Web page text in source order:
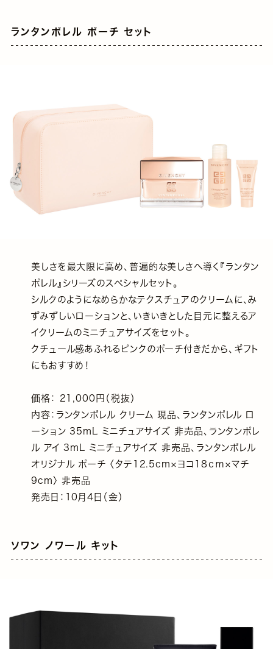
ランタンポレル ポーチ セット
美しさを最大限に高め、普遍的な美しさへ導く『ランタン
ポレル』シリーズのスペシャルセット。
シルクのようになめらかなテクスチュアのクリームに、み
ずみずしいローションと、いきいきとした目元に整えるア
イクリームのミニチュアサイズをセット。
クチュール感あふれるピンクのポーチ付きだから、ギフト
にもおすすめ！
価格： 21,000円（税抜）
内容：ランタンポレル クリーム 現品、ランタンポレル ロ
ーション 35mL ミニチュアサイズ 非売品、ランタンポレ
ル アイ 3mL ミニチュアサイズ 非売品、ランタンポレル
オリジナル ポーチ 〈タテ12.5cm×ヨコ18ｃｍ×マチ
9cm〉 非売品
発売日：10月4日（金）
ソワン ノワール キット